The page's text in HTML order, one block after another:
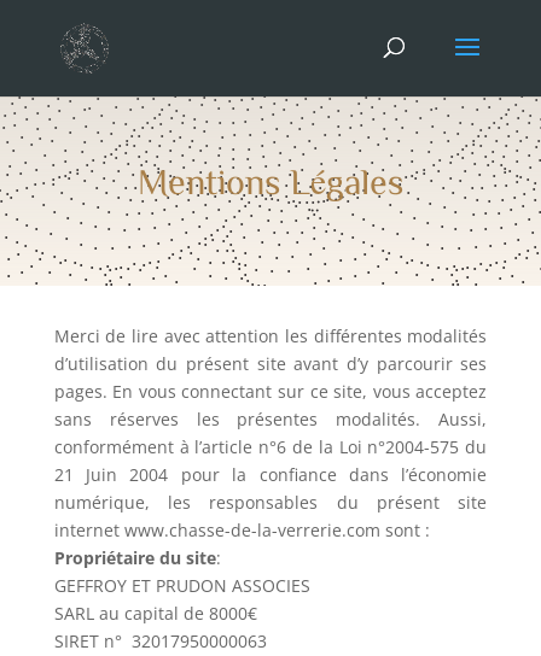
Mentions Légales
Merci de lire avec attention les différentes modalités
d’utilisation du présent site avant d’y parcourir ses
pages. En vous connectant sur ce site, vous acceptez
sans réserves les présentes modalités. Aussi,
conformément à l’article n°6 de la Loi n°2004-575 du
21 Juin 2004 pour la confiance dans l’économie
numérique, les responsables du présent site
internet www.chasse-de-la-verrerie.com sont :
Propriétaire du site:
GEFFROY ET PRUDON ASSOCIES
SARL au capital de 8000€
SIRET n° 32017950000063